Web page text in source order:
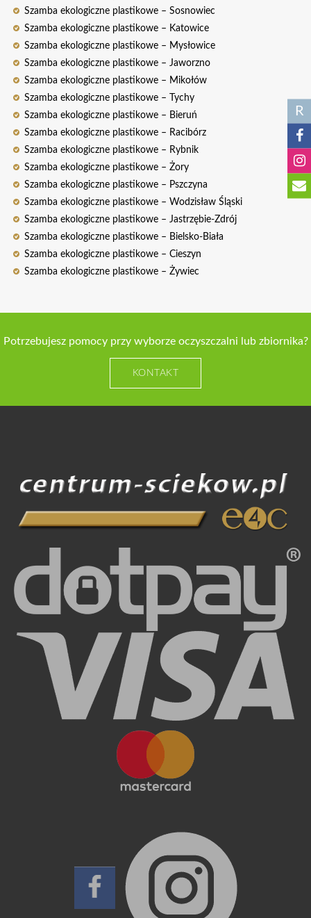
R
Szamba ekologiczne plastikowe – Sosnowiec
Szamba ekologiczne plastikowe – Katowice
Szamba ekologiczne plastikowe – Mysłowice
Szamba ekologiczne plastikowe – Jaworzno
Szamba ekologiczne plastikowe – Mikołów
Szamba ekologiczne plastikowe – Tychy
Szamba ekologiczne plastikowe – Bieruń
Szamba ekologiczne plastikowe – Racibórz
Szamba ekologiczne plastikowe – Rybnik
Szamba ekologiczne plastikowe – Żory
Szamba ekologiczne plastikowe – Pszczyna
Szamba ekologiczne plastikowe – Wodzisław Śląski
Szamba ekologiczne plastikowe – Jastrzębie-Zdrój
Szamba ekologiczne plastikowe – Bielsko-Biała
Szamba ekologiczne plastikowe – Cieszyn
Szamba ekologiczne plastikowe – Żywiec
Potrzebujesz pomocy przy wyborze oczyszczalni lub zbiornika?
KONTAKT